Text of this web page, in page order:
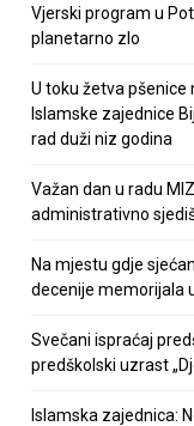
Vjerski program u
planetarno zlo
U toku žetva pšenice
Islamske zajednice
rad duži niz godina
Važan dan u radu
administrativno
Na mjestu gdje
decenije memorijala
Svečani ispraćaj
predškolski uzrast
Islamska zajednica: